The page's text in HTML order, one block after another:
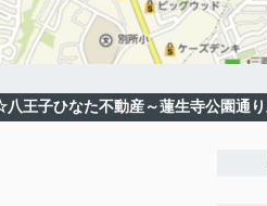
王子ひなた不動産～蓮生寺公園通